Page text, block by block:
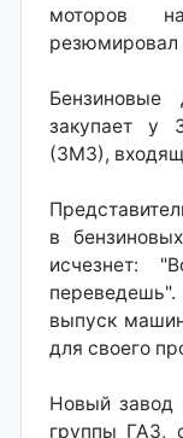
моторов
резюмировал
Бензиновые
закупает у
(ЗМЗ),
в
исчезнет:
выпуск
для своего
Новый завод
группы ГАЗ,